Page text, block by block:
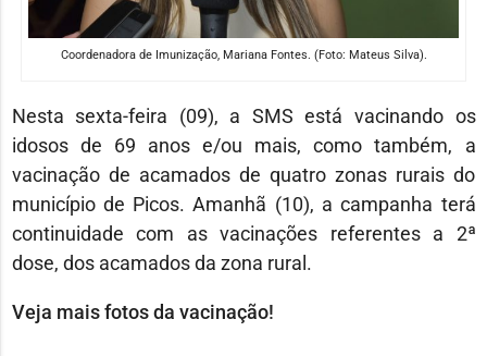
Coordenadora de Imunização, Mariana Fontes. (Foto: Mateus Silva).
Nesta sexta-feira (09), a SMS está vacinando os
idosos de 69 anos e/ou mais, como também, a
vacinação de acamados de quatro zonas rurais do
município de Picos. Amanhã (10), a campanha terá
continuidade com as vacinações referentes a 2ª
dose, dos acamados da zona rural.
Veja mais fotos da vacinação!